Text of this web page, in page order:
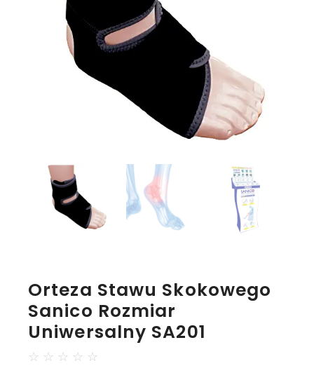
Orteza Stawu Skokowego
Sanico Rozmiar
Uniwersalny SA201
☆ ☆ ☆ ☆ ☆